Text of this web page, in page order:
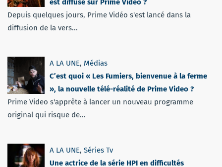
est diffusé sur Prime Video ?
Depuis quelques jours, Prime Vidéo s'est lancé dans la
diffusion de la vers...
A LA UNE, Médias
C’est quoi « Les Fumiers, bienvenue à la ferme
», la nouvelle télé-réalité de Prime Video ?
Prime Video s'apprête à lancer un nouveau programme
original qui risque de...
A LA UNE, Séries Tv
Une actrice de la série HPI en difficultés